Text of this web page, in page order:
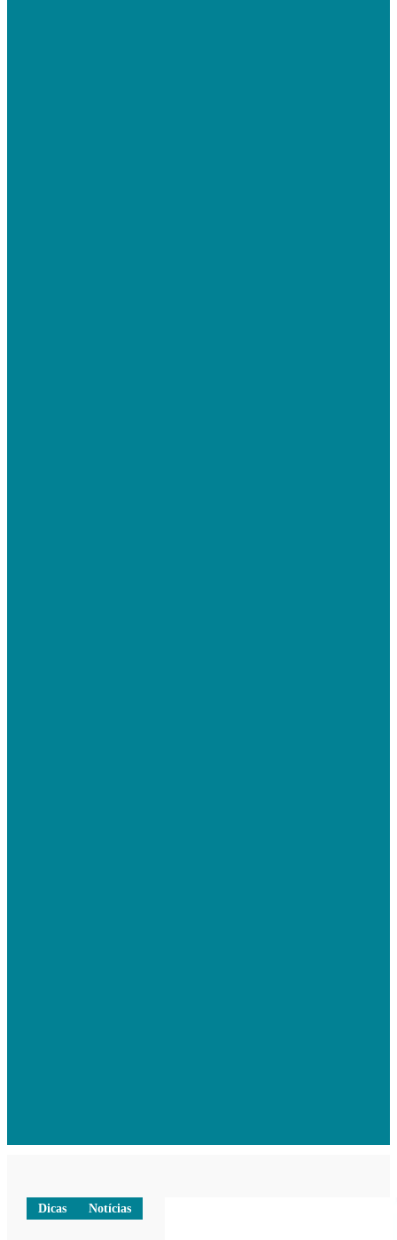
Dicas Notícias